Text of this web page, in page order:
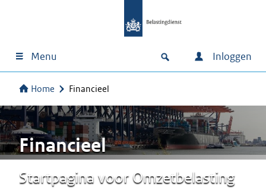
Menu Inloggen
Home Financieel
Financieel
Startpagina voor Omzetbelasting